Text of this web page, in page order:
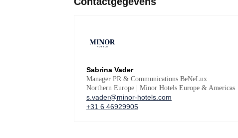
Sabrina Vader
Manager PR & Communications BeNeLux
Northern Europe | Minor Hotels Europe & Americas
s.vader@minor-hotels.com
+31 6 46929905